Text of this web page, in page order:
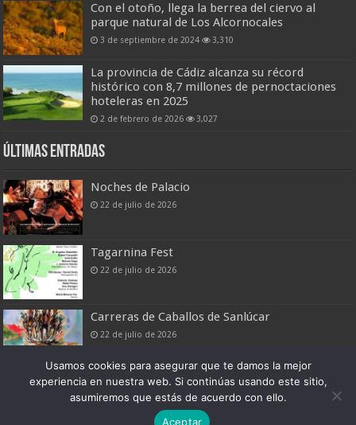
Con el otoño, llega la berrea del ciervo al
parque natural de Los Alcornocales
3 de septiembre de 2024 3,310
La provincia de Cádiz alcanza su récord
histórico con 8,7 millones de pernoctaciones
hoteleras en 2025
2 de febrero de 2026 3,027
Últimas entradas
Noches de Palacio
22 de julio de 2026
Tagarnina Fest
22 de julio de 2026
Carreras de Caballos de Sanlúcar
22 de julio de 2026
Boletín Digital de Noticias Turísticas
Usamos cookies para asegurar que te damos la mejor
experiencia en nuestra web. Si continúas usando este sitio,
asumiremos que estás de acuerdo con ello.
Aceptar